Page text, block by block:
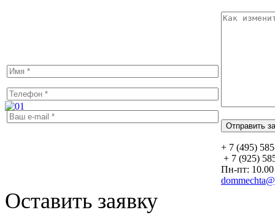
+ 7 (495)
+ 7 (925)
Пн-пт: 10.00
Оставить заявку